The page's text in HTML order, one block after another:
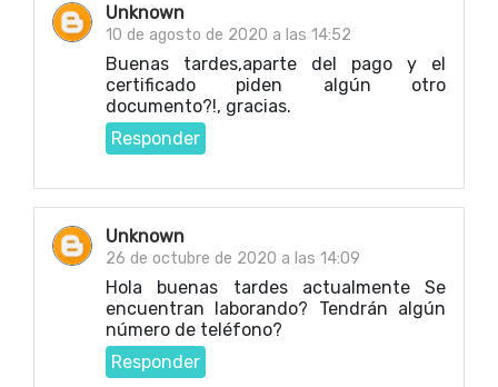
Unknown
10 de agosto de 2020 a las 14:52
Buenas tardes,aparte del pago y el
certificado piden algún otro
documento?!, gracias.
Responder
Unknown
26 de octubre de 2020 a las 14:09
Hola buenas tardes actualmente Se
encuentran laborando? Tendrán algún
número de teléfono?
Responder